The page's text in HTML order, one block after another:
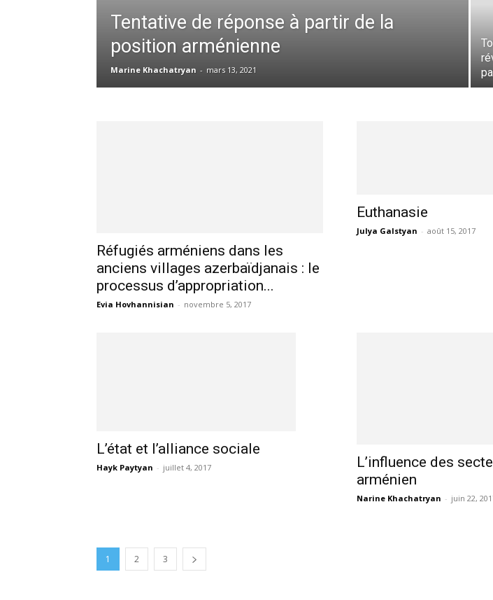
Tentative de réponse à partir de la
position arménienne
Marine Khachatryan - mars 13, 2021
Réfugiés arméniens dans les
anciens villages azerbaïdjanais : le
processus d’appropriation...
Evia Hovhannisian - novembre 5, 2017
Euthanasie
Julya Galstyan - août 15, 2017
L’état et l’alliance sociale
Hayk Paytyan - juillet 4, 2017
L’influence des
arménien
Narine Khachatryan - juin 22,
1 2 3